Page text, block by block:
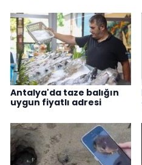
Antalya'da taze balığın
uygun fiyatlı adresi